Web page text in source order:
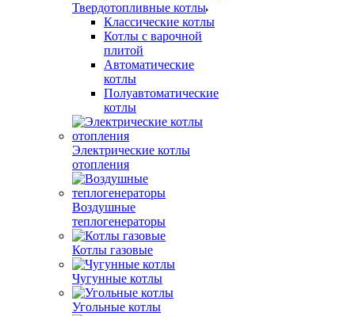
Твердотопливные котлы
Классические котлы
Котлы с варочной
плитой
Автоматические
котлы
Полуавтоматические
котлы
Электрические котлы
отопления
Воздушные
теплогенераторы
Котлы газовые
Чугунные котлы
Угольные котлы